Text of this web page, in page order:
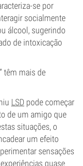
se por
socialmente
álcool, sugerindo
de intoxicação
têm mais de
LSD pode começar
de um amigo que
situações, o
um efeito
sensações
quase